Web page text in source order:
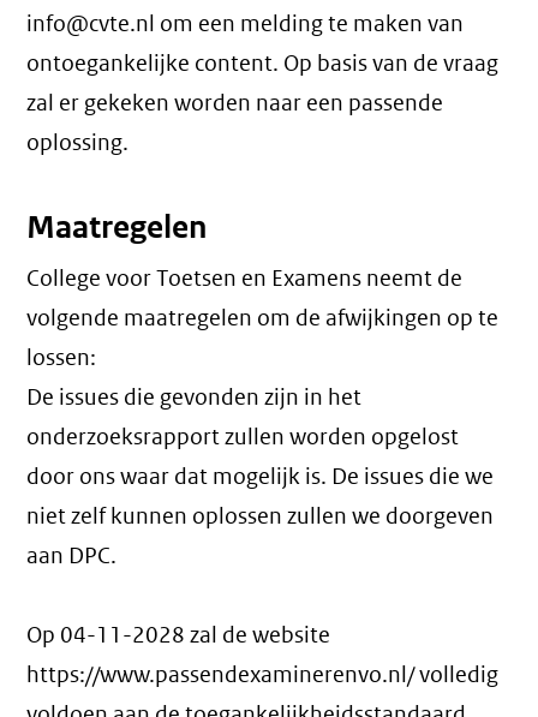
info@cvte.nl om een melding te maken van
ontoegankelijke content. Op basis van de vraag
zal er gekeken worden naar een passende
oplossing.
Maatregelen
College voor Toetsen en Examens neemt de
volgende maatregelen om de afwijkingen op te
lossen:
De issues die gevonden zijn in het
onderzoeksrapport zullen worden opgelost
door ons waar dat mogelijk is. De issues die we
niet zelf kunnen oplossen zullen we doorgeven
aan DPC.
Op 04-11-2028 zal de website
https://www.passendexaminerenvo.nl/ volledig